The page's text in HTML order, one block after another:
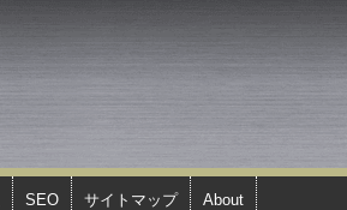
SEO サイトマップ About